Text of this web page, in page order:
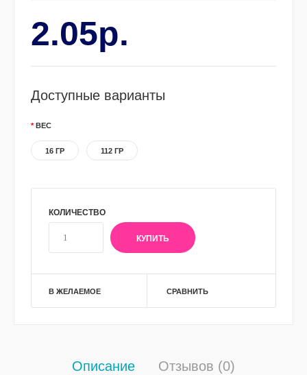
2.05р.
Доступные варианты
ВЕС
16 ГР 112 ГР
КОЛИЧЕСТВО
В ЖЕЛАЕМОЕ СРАВНИТЬ
Описание Отзывов (0)